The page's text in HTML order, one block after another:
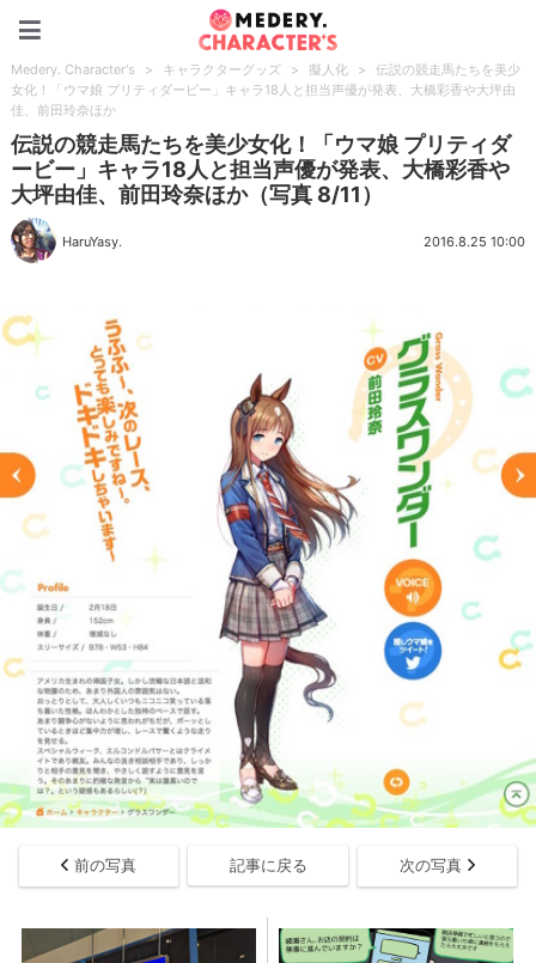
Medery. Character's > キャラクターグッズ > 擬人化 >
伝説の競走馬たちを美少
女化！「ウマ娘 プリティダービー」キャラ18人と担当声優が発表、大橋彩香や大坪由
佳、前田玲奈ほか
伝説の競走馬たちを美少女化！「ウマ娘 プリティダ
ービー」キャラ18人と担当声優が発表、大橋彩香や
大坪由佳、前田玲奈ほか（写真 8/11）
HaruYasy. 2016.8.25 10:00
前の写真 記事に戻る 次の写真